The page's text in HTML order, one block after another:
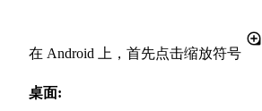
在 Android 上，首先点击缩放符号
桌面: